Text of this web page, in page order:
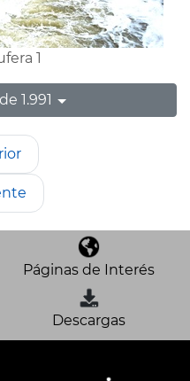
1
1.991
Páginas de Interés
Descargas